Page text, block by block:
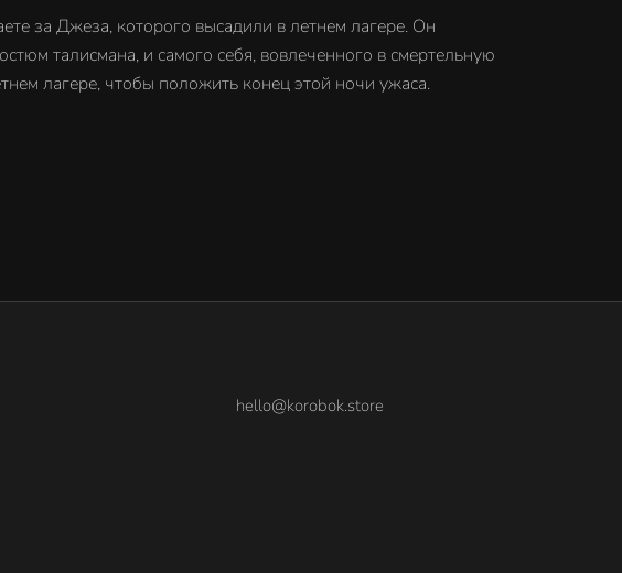
за Джеза, которого высадили в летнем лагере. Он
талисмана, и самого себя, вовлеченного в смертельную
лагере, чтобы положить конец этой ночи ужаса.
hello@korobok.store